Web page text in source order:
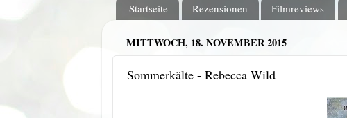
Startseite Rezensionen Filmreviews
MITTWOCH, 18. NOVEMBER 2015
Sommerkälte - Rebecca Wild